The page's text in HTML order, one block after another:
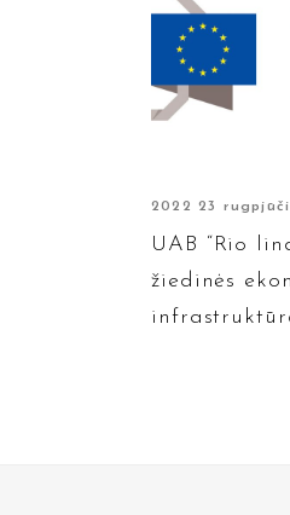
2022 23
UAB “Rio
žiedinės